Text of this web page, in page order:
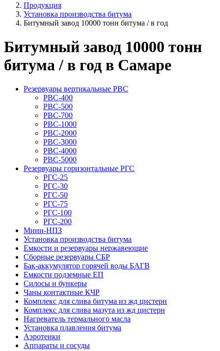
Продукция
Установка производства битума
Битумный завод 10000 тонн битума / в год
Битумный завод 10000 тонн
битума / в год в Самаре
Резервуары вертикальные РВС
РВС-400
РВС-500
РВС-700
РВС-1000
РВС-2000
РВС-3000
РВС-4000
РВС-5000
Резервуары горизонтальные РГС
РГС-25
РГС-30
РГС-50
РГС-75
РГС-100
РГС-200
Мини-НПЗ
Установка производства битума
Емкости и резервуары нержавеющие
Сборные резервуары СБР
Бак-аккумулятор горячей воды БАГВ
Емкости подземные ЕП
Силосы и бункеры
Чаны контактные КЧР
Комплекс для слива битума из жд цистерн
Комплекс для слива мазута из жд цистерн
Нагреватель термального масла
Установка плавления битума
Аэротенки
Аппараты и сосуды